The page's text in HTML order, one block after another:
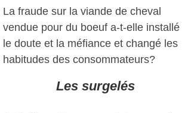
La fraude sur la viande de cheval
vendue pour du boeuf a-t-elle installé
le doute et la méfiance et changé les
habitudes des consommateurs?
Les surgelés